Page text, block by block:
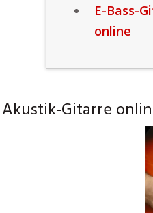
E-Bass-
online
Akustik-Gitarre